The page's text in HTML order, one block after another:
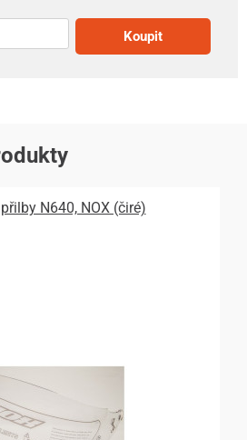
Koupit
N640, NOX (čiré)